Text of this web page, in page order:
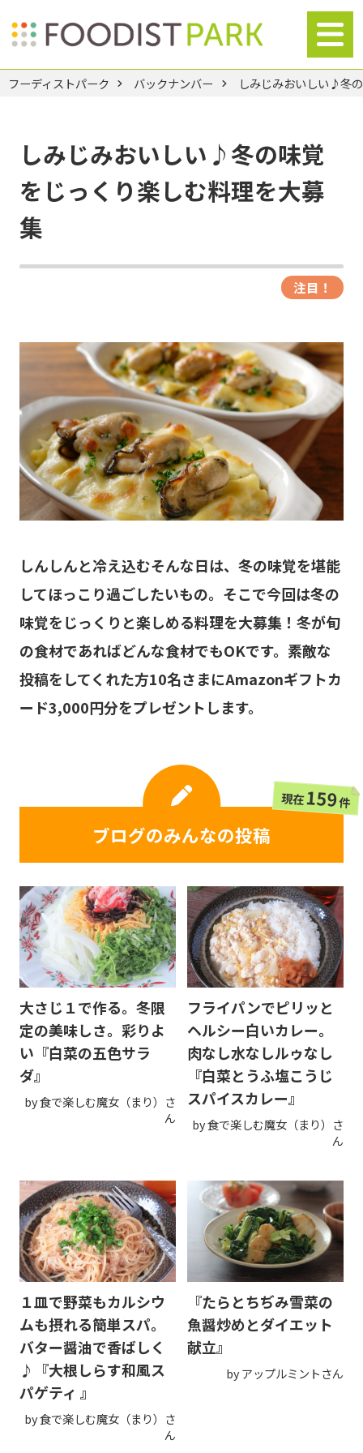
フーディストパーク バックナンバー しみじみおいしい♪冬
しみじみおいしい♪冬の味覚
をじっくり楽しむ料理を大募
集
注目！
しんしんと冷え込むそんな日は、冬の味覚を堪能
してほっこり過ごしたいもの。そこで今回は冬の
味覚をじっくりと楽しめる料理を大募集！冬が旬
の食材であればどんな食材でもOKです。素敵な
投稿をしてくれた方10名さまにAmazonギフトカ
ード3,000円分をプレゼントします。
ブログのみんなの投稿
現在159件
大さじ１で作る。冬限
定の美味しさ。彩りよ
い『白菜の五色サラ
ダ』
by 食で楽しむ魔女（まり）さ
ん
フライパンでピリッと
ヘルシー白いカレー。
肉なし水なしルゥなし
『白菜とうふ塩こうじ
スパイスカレー』
by 食で楽しむ魔女（まり）さ
ん
１皿で野菜もカルシウ
ムも摂れる簡単スパ。
バター醤油で香ばしく
♪『大根しらす和風ス
パゲティ 』
by 食で楽しむ魔女（まり）さ
ん
『たらとちぢみ雪菜の
魚醤炒めとダイエット
献立』
by アップルミントさん